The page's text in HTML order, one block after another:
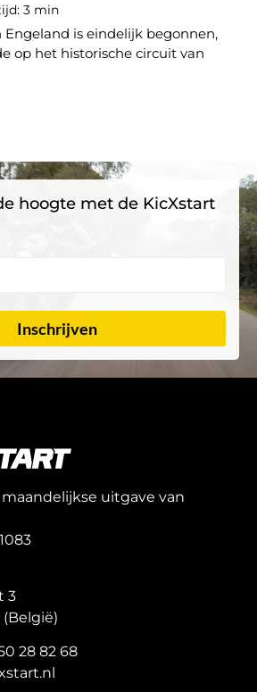
3 min
Engeland is eindelijk begonnen,
op het historische circuit van
hoogte met de KicXstart
Inschrijven
maandelijkse uitgave van
3
28 82 68